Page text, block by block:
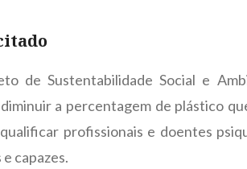
de Sustentabilidade Social e
a percentagem de plástico
profissionais e doentes
capazes.